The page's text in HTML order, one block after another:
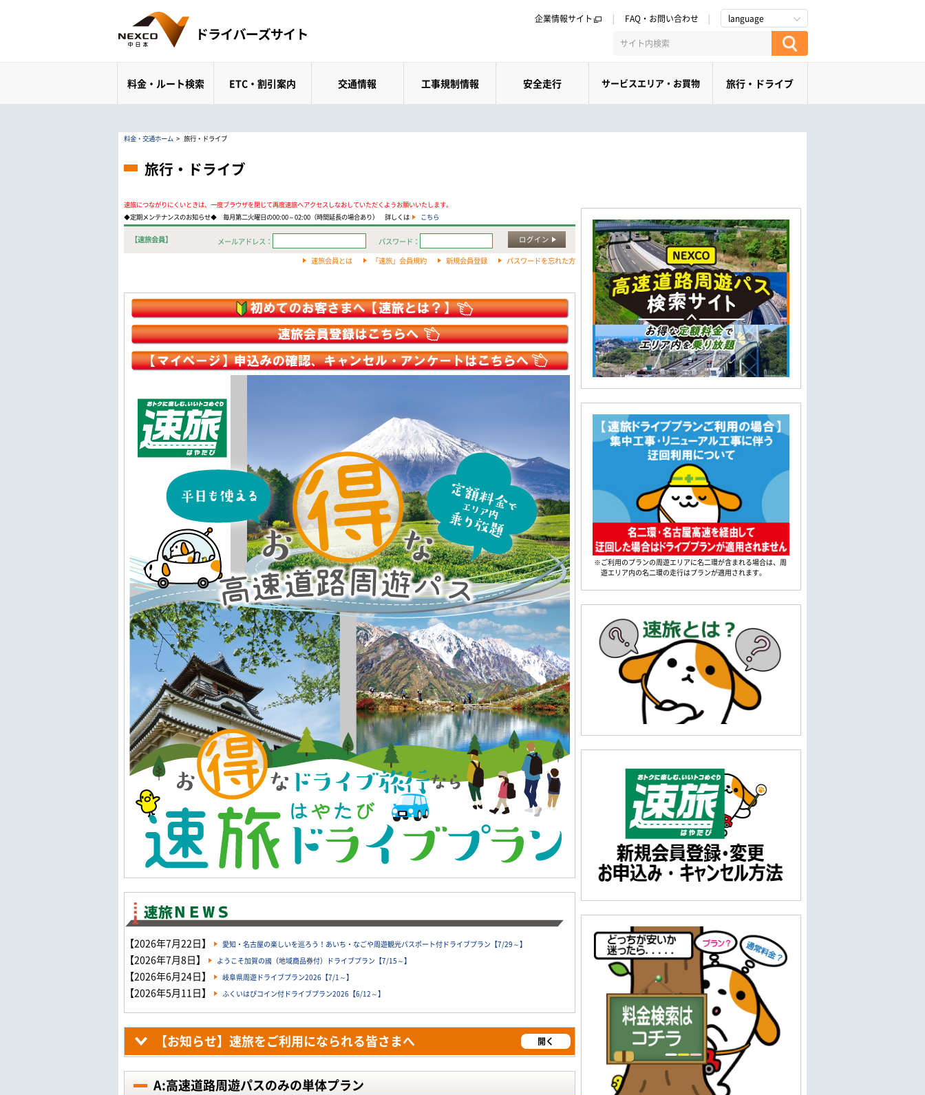
企業情報サイト FAQ・お問い合わせ language
料金・ルート検索 ETC・割引案内 交通情報 工事規制情報 安全走行 サービスエリア・お買物 旅行・ドライブ
料金・交通ホーム > 旅行・ドライブ
旅行・ドライブ
速旅につながりにくいときは、一度ブラウザを閉じて再度速旅へアクセスしなおしていただくようお願いいたします。
◆定期メンテナンスのお知らせ◆ 毎月第二火曜日の00:00～02:00（時間延長の場合あり） 詳しくは
こちら
【速旅会員】 メールアドレス： パスワード： ログイン
速旅会員とは 「速旅」会員規約 新規会員登録 パスワードを忘れた方
【2026年7月22日】 愛知・名古屋の楽しいを巡ろう！あいち・なごや周遊観光パスポート付ドライブプラン【7/29～】
【2026年7月8日】 ようこそ加賀の國（地域商品券付）ドライブプラン【7/15～】
【2026年6月24日】 岐阜県周遊ドライブプラン2026【7/1～】
【2026年5月11日】 ふくいはぴコイン付ドライブプラン2026【6/12～】
【お知らせ】速旅をご利用になられる皆さまへ 開く
A:高速道路周遊パスのみの単体プラン
※ご利用のプランの周遊エリアに名二環が含まれる場合は、周
遊エリア内の名二環の走行はプランが適用されます。